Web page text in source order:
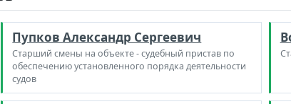
Пупков Александр Сергеевич
Старший смены на объекте - судебный пристав по
обеспечению установленного порядка деятельности
судов